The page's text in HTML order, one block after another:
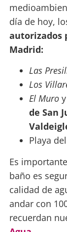
día de hoy,
autorizados
Madrid:
Las
Los
El Muroy
de San
Playa
Es
baño es
calidad de
andar con
recuerdan